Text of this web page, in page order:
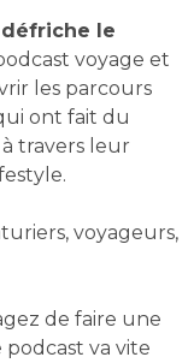
le
voyage et
les parcours
ont fait du
travers leur
voyageurs,
de faire une
podcast va vite